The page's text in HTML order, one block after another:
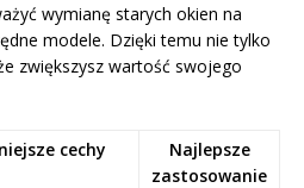
wymianę starych okien na
modele. Dzięki temu nie tylko
zwiększysz wartość swojego
cechy
Najlepsze
zastosowanie